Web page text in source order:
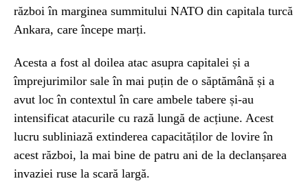
război în marginea summitului NATO din capitala turcă
Ankara, care începe marți.
Acesta a fost al doilea atac asupra capitalei și a
împrejurimilor sale în mai puțin de o săptămână și a
avut loc în contextul în care ambele tabere și-au
intensificat atacurile cu rază lungă de acțiune. Acest
lucru subliniază extinderea capacităților de lovire în
acest război, la mai bine de patru ani de la declanșarea
invaziei ruse la scară largă.